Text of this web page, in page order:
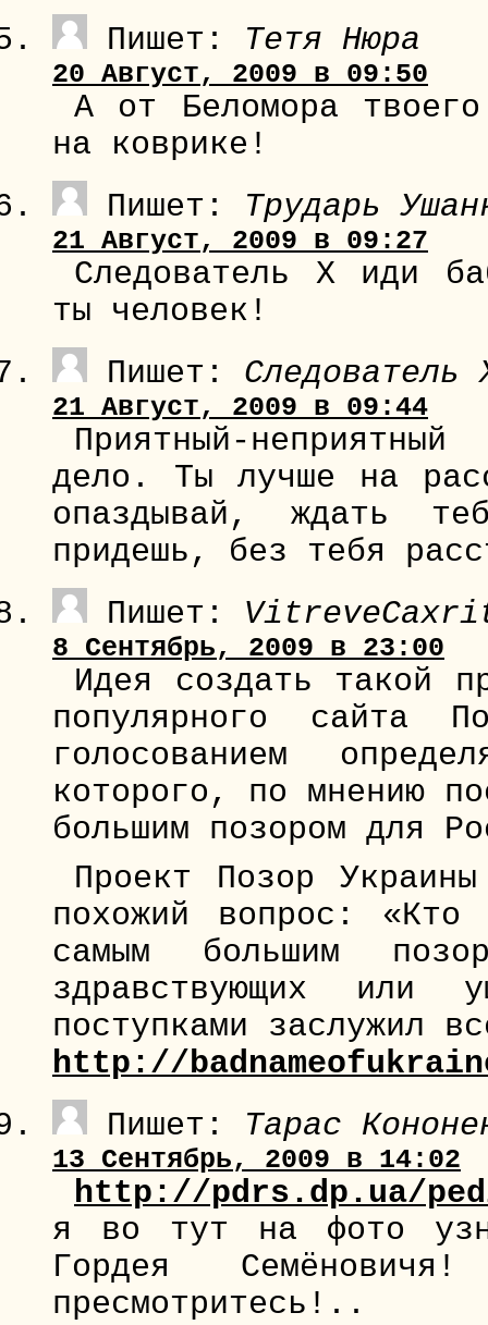
Пишет: Тетя Нюра
20 Август, 2009 в 09:50
А от Беломора
на коврике!
Пишет: Трударь
21 Август, 2009 в 09:27
Следователь Х иди
ты человек!
Пишет: Следователь
21 Август, 2009 в 09:44
Приятный-
дело. Ты лучше на
опаздывай, ждать
придешь, без тебя
Пишет:
8 Сентябрь, 2009 в 23:00
Идея создать такой
популярного сайта
голосованием
которого, по мнению
большим позором для
Проект Позор
похожий вопрос:
самым большим
здравствующих
поступками заслужил
http://
Пишет: Тарас
13 Сентябрь, 2009 в 14:02
http://pdrs.dp.ua/pedia/
я во тут на фото
Гордея
пресмотритесь!..